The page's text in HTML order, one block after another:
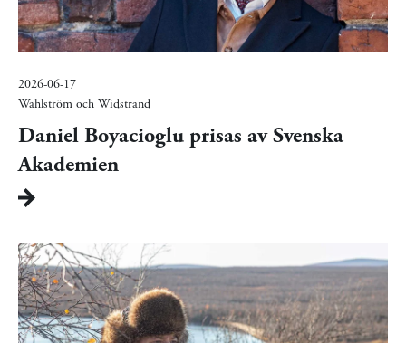
2026-06-17
Wahlström och Widstrand
Daniel Boyacioglu prisas av Svenska
Akademien